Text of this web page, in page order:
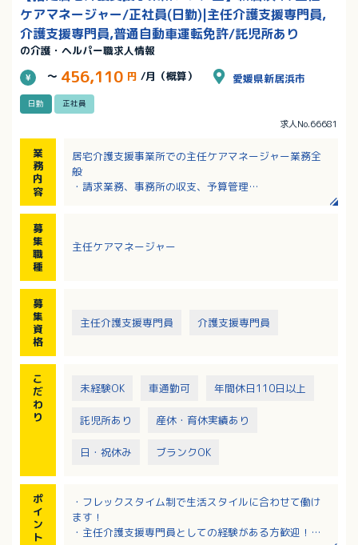
ケアマネージャー/正社員(日勤)|主任介護支援専門員,
介護支援専門員,普通自動車運転免許/託児所あり
の介護・ヘルパー職求人情報
～ 456,110 円 /月（概算） 愛媛県新居浜市
日勤 正社員
求人No.66681
業
務
内
容
居宅介護支援事業所での主任ケアマネージャー業務全
般
・請求業務、事務所の収支、予算管理
募
集
職
種
主任ケアマネージャー
募
集
資
格
主任介護支援専門員 介護支援専門員
こ
だ
わ
り
未経験OK 車通勤可 年間休日110日以上
託児所あり 産休・育休実績あり
日・祝休み ブランクOK
ポ
イ
ン
ト
・フレックスタイム制で生活スタイルに合わせて働け
ます！
・主任介護支援専門員としての経験がある方歓迎！フ